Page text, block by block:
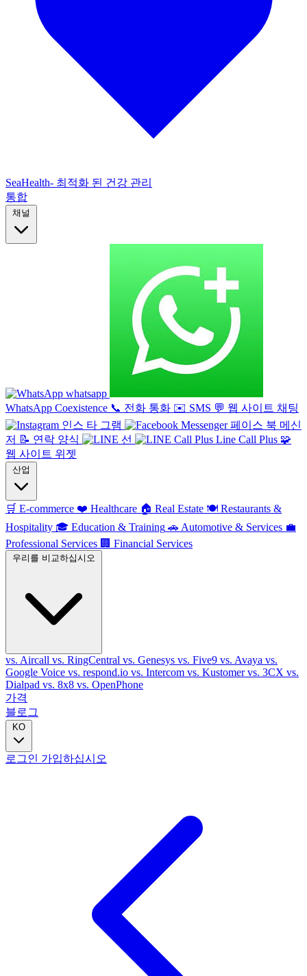
SeaHealth- 최적화 된 건강 관리
통합
채널
whatsapp
WhatsApp Coexistence 📞 전화 통화 ✉️ SMS 💬 웹 사이트 채팅
인스 타 그램
페이스 북 메신
저 📝 연락 양식 선 Line Call Plus 🧩
웹 사이트 위젯
산업
🛒 E-commerce ❤️ Healthcare 🏠 Real Estate 🍽️ Restaurants &
Hospitality 🎓 Education & Training 🚗 Automotive & Services 💼
Professional Services 🏢 Financial Services
우리를 비교하십시오
vs. Aircall vs. RingCentral vs. Genesys vs. Five9 vs. Avaya vs.
Google Voice vs. respond.io vs. Intercom vs. Kustomervs. 3CX vs.
Dialpad vs. 8x8 vs. OpenPhone
가격
블로그
KO
로그인 가입하십시오